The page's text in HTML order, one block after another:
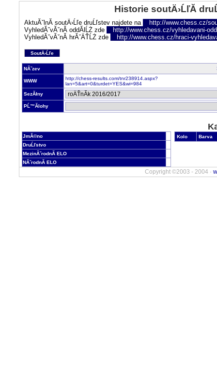
Historie soutÄ›ĹľĂ­
AktuĂˇlnĂ­ soutÄ›Ĺľe druĹľstev najdete na
http://www.chess.cz/
VyhledĂˇvĂˇnĂ­ oddĂ­lĹŻ zde
http://www.chess.cz/vyhledavani-
VyhledĂˇvĂˇnĂ­ hrĂˇÄŤĹŻ zde
http://www.chess.cz/hraci-
SoutÄ›Ĺľe
NĂˇzev
WWW
http://chess-results.com/tnr238914.aspx?
lan=5&art=0&turdet=YES&wi=984
SezĂłny
PĹ™Ă­lohy
JmĂ©no
DruĹľstvo
MezinĂˇrodnĂ­ ELO
NĂˇrodnĂ­ ELO
Kolo Barva
Copyright ©2003 - 2004 ·